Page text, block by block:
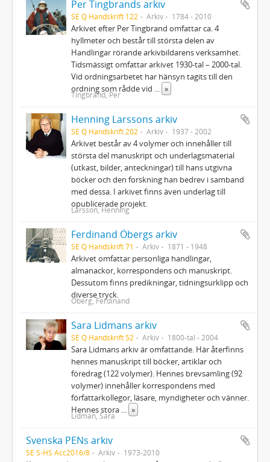
Per Tingbrands arkiv
SE Q Handskrift 122 Arkiv 1784 - 2010
Arkivet efter Per Tingbrand omfattar ca. 4
hyllmeter och består till största delen av
Handlingar rörande arkivbildarens verksamhet.
Tidsmässigt omfattar arkivet 1930-tal – 2000-tal.
Vid ordningsarbetet har hänsyn tagits till den
ordning som rådde vid
»
Tingbrand, Per
Henning Larssons arkiv
SE Q Handskrift 202 Arkiv 1937 - 2002
Arkivet består av 4 volymer och innehåller till
största del manuskript och underlagsmaterial
(utkast, bilder, anteckningar) till hans utgivna
böcker och den forskning han bedrev i samband
med dessa. I arkivet finns även underlag till
opublicerade projekt.
Larsson, Henning
Ferdinand Öbergs arkiv
SE Q Handskrift 71 Arkiv 1871 - 1948
Arkivet omfattar personliga handlingar,
almanackor, korrespondens och manuskript.
Dessutom finns predikningar, tidningsurklipp och
diverse tryck.
Öberg, Ferdinand
Sara Lidmans arkiv
SE Q Handskrift 52 Arkiv 1800-tal - 2004
Sara Lidmans arkiv är omfattande. Här återfinns
hennes manuskript till böcker, artiklar och
föredrag (122 volymer). Hennes brevsamling (92
volymer) innehåller korrespondens med
författarkollegor, läsare, myndigheter och vänner.
Hennes stora
»
Lidman, Sara
Svenska PENs arkiv
SE S-HS Acc2016/8 Arkiv 1973-2010